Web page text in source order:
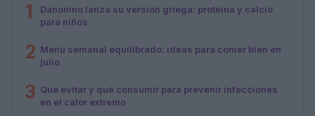
1
Danonino lanza su versión griega: proteína y calcio
para niños
2 Menú semanal equilibrado: ideas para comer bien en
julio
3 Qué evitar y qué consumir para prevenir infecciones
en el calor extremo